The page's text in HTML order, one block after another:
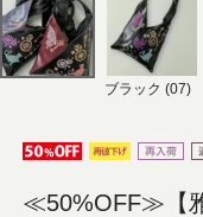
ブラック (07)
≪50%OFF≫【